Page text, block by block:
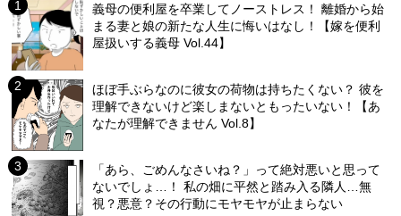
義母の便利屋を卒業してノーストレス！ 離婚から始
まる妻と娘の新たな人生に悔いはなし！【嫁を便利
屋扱いする義母 Vol.44】
ほぼ手ぶらなのに彼女の荷物は持ちたくない？ 彼を
理解できないけど楽しまないともったいない！【あ
なたが理解できません Vol.8】
「あら、ごめんなさいね？」って絶対悪いと思って
ないでしょ…！ 私の畑に平然と踏み入る隣人…無
視？悪意？その行動にモヤモヤが止まらない